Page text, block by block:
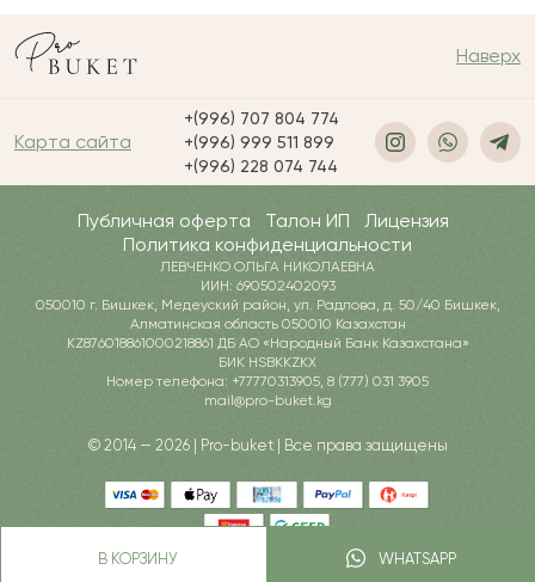
В КОРЗИНУ WHATSAPP
Наверх
Карта сайта
+(996) 707 804 774
+(996) 999 511 899
+(996) 228 074 744
Публичная оферта Талон ИП
Лицензия
Политика конфиденциальности
ЛЕВЧЕНКО ОЛЬГА НИКОЛАЕВНА
ИИН: 690502402093
050010 г. Бишкек, Медеуский район, ул. Радлова, д. 50/40 Бишкек,
Алматинская область 050010 Казахстан
KZ876018861000218861 ДБ АО «Народный Банк Казахстана»
БИК HSBKKZKX
Номер телефона: +77770313905, 8 (777) 031 3905
mail@pro-buket.kg
© 2014 — 2026 | Pro-buket | Все права защищены